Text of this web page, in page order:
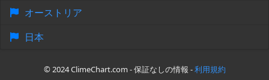
オーストリア
日本
© 2024 ClimeChart.com - 保証なしの情報 -利用規約